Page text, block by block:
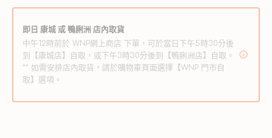
芝
士
薑
黃
粒
數
量
芝
士
薑
黃
粒
量
即日 康城 或 鴨脷洲 店內取貨
中午12時前於 WNP網上商店 下單，可於當日下午5時30分後
到【康城店】自取，或下午3時30分後到【鴨脷洲店】自取。
** 如需安排店內取貨，請於購物車頁面選擇【WNP 門市自
取】選項。